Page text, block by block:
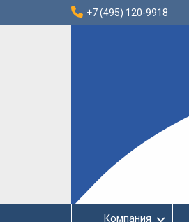
+7 (495) 120-9918
Компания